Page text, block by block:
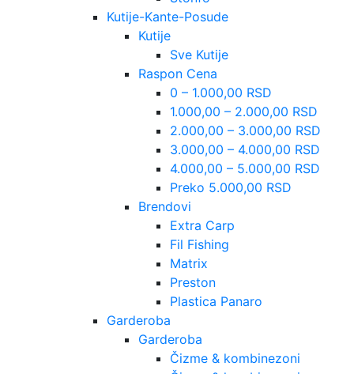
Kutije-Kante-Posude
Kutije
Sve Kutije
Raspon Cena
0 – 1.000,00 RSD
1.000,00 – 2.000,00 RSD
2.000,00 – 3.000,00 RSD
3.000,00 – 4.000,00 RSD
4.000,00 – 5.000,00 RSD
Preko 5.000,00 RSD
Brendovi
Extra Carp
Fil Fishing
Matrix
Preston
Plastica Panaro
Garderoba
Garderoba
Čizme & kombinezoni